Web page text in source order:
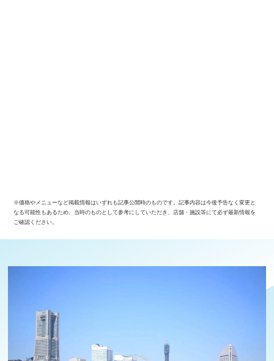
※価格やメニューなど掲載情報はいずれも記事公開時のものです。記事内容は今後予告なく変更と
なる可能性もあるため、当時のものとして参考にしていただき、店舗・施設等にて必ず最新情報を
ご確認ください。